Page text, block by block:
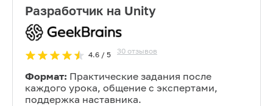
Разработчик на Unity
4.6/ 5 30 отзывов
Формат: Практические задания после
каждого урока, общение с экспертами,
поддержка наставника.